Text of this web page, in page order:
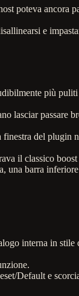
poteva ancora
e
più
lasciar passare
del plugin
il classico boost
barra
interna in
Default e